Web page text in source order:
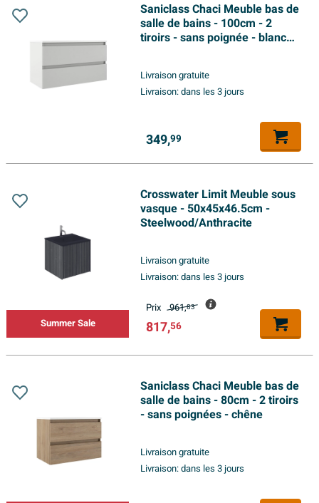
Saniclass Chaci Meuble bas de
salle de bains - 100cm - 2
tiroirs - sans poignée - blanc
Livraison gratuite
Livraison:dans les 3 jours
349,99
Summer Sale
Crosswater Limit Meuble sous
vasque - 50x45x46.5cm -
Steelwood/Anthracite
Livraison gratuite
Livraison:dans les 3 jours
Prix 961,83
817,56
Saniclass Chaci Meuble bas de
salle de bains - 80cm - 2 tiroirs
- sans poignées - chêne
Livraison gratuite
Livraison:dans les 3 jours